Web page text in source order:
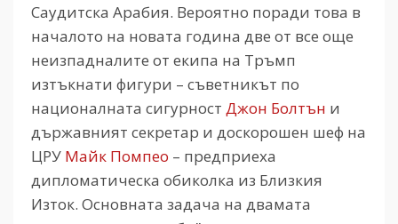
Саудитска Арабия. Вероятно поради това в
началото на новата година две от все още
неизпадналите от екипа на Тръмп
изтъкнати фигури – съветникът по
националната сигурност Джон Болтън и
държавният секретар и доскорошен шеф на
ЦРУ Майк Помпео – предприеха
дипломатическа обиколка из Близкия
Изток. Основната задача на двамата